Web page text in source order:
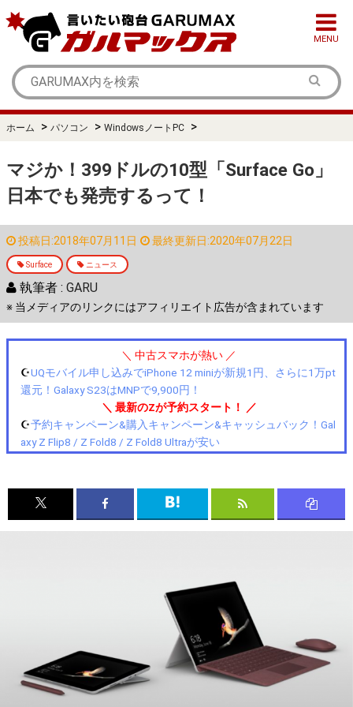
MENU
ホーム > パソコン > WindowsノートPC >
マジか！399ドルの10型「Surface Go」
日本でも発売するって！
投稿日:2018年07月11日 最終更新日:2020年07月22日
Surface ニュース
執筆者 : GARU
※ 当メディアのリンクにはアフィリエイト広告が含まれています
＼ 中古スマホが熱い ／
☪️UQモバイル申し込みでiPhone 12 miniが新規1円、さらに1万pt
還元！Galaxy S23はMNPで9,900円！
＼ 最新のZが予約スタート！ ／
☪️予約キャンペーン&購入キャンペーン&キャッシュバック！Gal
axy Z Flip8 / Z Fold8 / Z Fold8 Ultraが安い